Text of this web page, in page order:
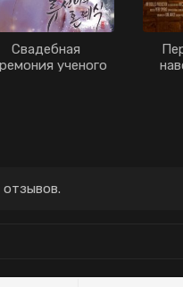
Свадебная
ученого